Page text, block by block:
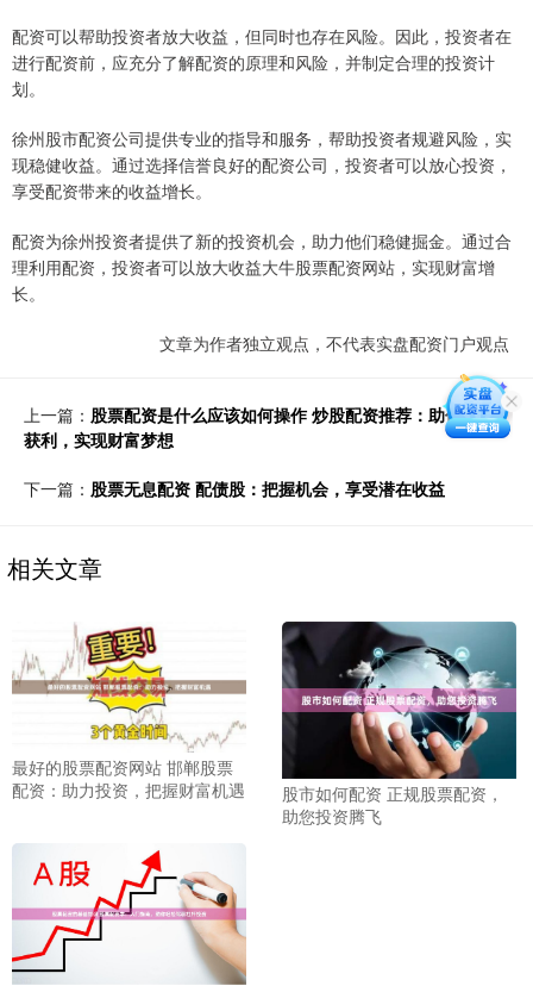
配资可以帮助投资者放大收益，但同时也存在风险。因此，投资者在
进行配资前，应充分了解配资的原理和风险，并制定合理的投资计
划。
徐州股市配资公司提供专业的指导和服务，帮助投资者规避风险，实
现稳健收益。通过选择信誉良好的配资公司，投资者可以放心投资，
享受配资带来的收益增长。
配资为徐州投资者提供了新的投资机会，助力他们稳健掘金。通过合
理利用配资，投资者可以放大收益大牛股票配资网站，实现财富增
长。
文章为作者独立观点，不代表实盘配资门户观点
上一篇： 股票配资是什么应该如何操作 炒股配资推荐：助你轻松
获利，实现财富梦想
下一篇： 股票无息配资 配债股：把握机会，享受潜在收益
相关文章
最好的股票配资网站 邯郸股票
配资：助力投资，把握财富机遇
股市如何配资 正规股票配资，
助您投资腾飞